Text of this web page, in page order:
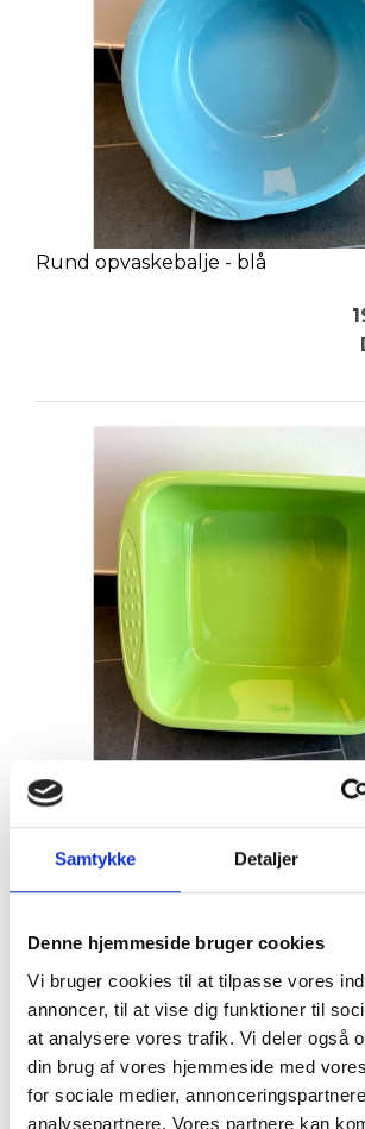
Samtykke Detaljer
Denne hjemmeside bruger cookies
Vi bruger cookies til at tilpasse vores
annoncer, til at vise dig funktioner til
at analysere vores trafik. Vi deler også
din brug af vores hjemmeside med
for sociale medier,
analysepartnere. Vores partnere kan
Rund opvaskebalje - blå
Firkantet opvaskebalje - blå/grøn